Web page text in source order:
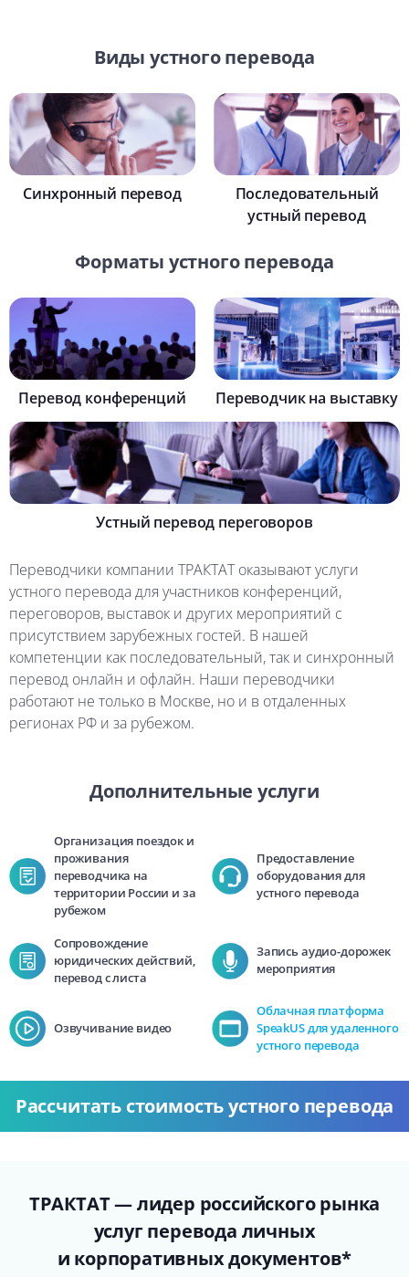
Виды устного перевода
Синхронный перевод
Последовательный
устный перевод
Форматы устного перевода
Перевод конференций Переводчик на выставку
Устный перевод переговоров
Переводчики компании ТРАКТАТ оказывают услуги
устного перевода для участников конференций,
переговоров, выставок и других мероприятий с
присутствием зарубежных гостей. В нашей
компетенции как последовательный, так и синхронный
перевод онлайн и офлайн. Наши переводчики
работают не только в Москве, но и в отдаленных
регионах РФ и за рубежом.
Дополнительные услуги
Организация поездок и
проживания
переводчика на
территории России и за
рубежом
Предоставление
оборудования для
устного перевода
Сопровождение
юридических действий,
перевод с листа
Запись аудио-дорожек
мероприятия
Озвучивание видео
Облачная платформа
SpeakUS для удаленного
устного перевода
Рассчитать стоимость устного перевода
ТРАКТАТ — лидер российского рынка
услуг перевода личных
и корпоративных документов*